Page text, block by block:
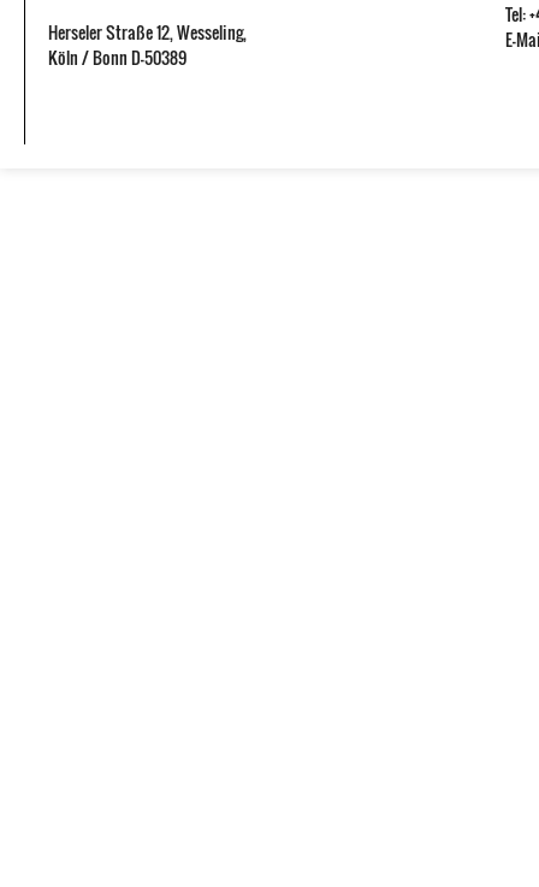
Herseler Straße 12,Wesseling,
Köln / BonnD-50389
Tel:
E-